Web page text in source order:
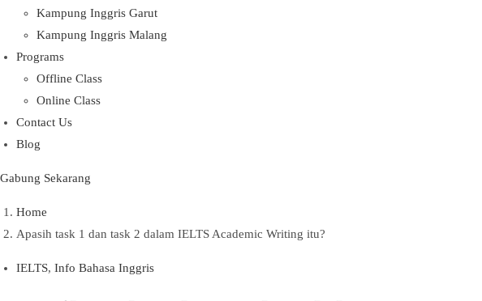
Kampung Inggris Garut
Kampung Inggris Malang
Programs
Offline Class
Online Class
Contact Us
Blog
Gabung Sekarang
Home
Apasih task 1 dan task 2 dalam IELTS Academic Writing itu?
IELTS, Info Bahasa Inggris